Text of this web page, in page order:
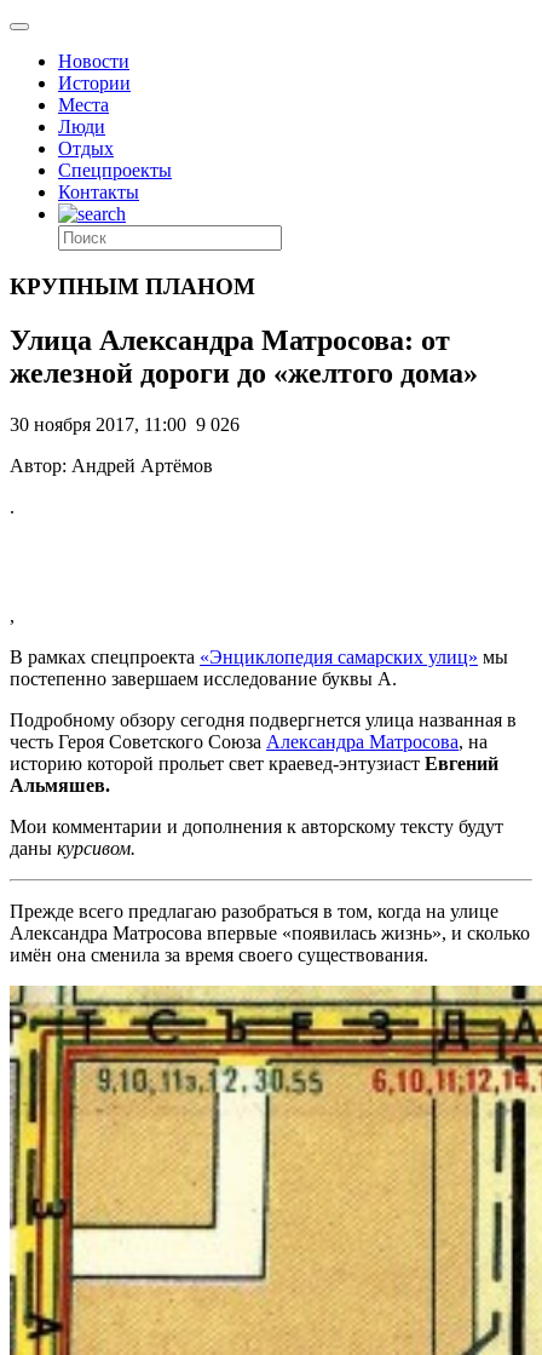
Новости
Истории
Места
Люди
Отдых
Спецпроекты
Контакты
КРУПНЫМ ПЛАНОМ
Улица Александра Матросова: от
железной дороги до «желтого дома»
30 ноября 2017, 11:00 9 026
Автор: Андрей Артёмов
.
,
В рамках спецпроекта «Энциклопедия самарских улиц» мы
постепенно завершаем исследование буквы А.
Подробному обзору сегодня подвергнется улица названная в
честь Героя Советского Союза Александра Матросова, на
историю которой прольет свет краевед-энтузиаст Евгений
Альмяшев.
Мои комментарии и дополнения к авторскому тексту будут
даны курсивом.
Прежде всего предлагаю разобраться в том, когда на улице
Александра Матросова впервые «появилась жизнь», и сколько
имён она сменила за время своего существования.